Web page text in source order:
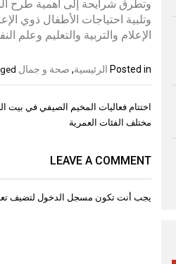
وتطرق شرايحة إلى أهمية طرح
وتلبية احتياجات الأطفال ذوي
الإعلام والتربية والتعليم وعلم
Posted in الرئيسية, صحة و جمال
تصفّح
المقالات
مختلف الفئات العمرية
LEAVE A COMMENT
يجب أنت تكون مسجل الدخول لتضيف